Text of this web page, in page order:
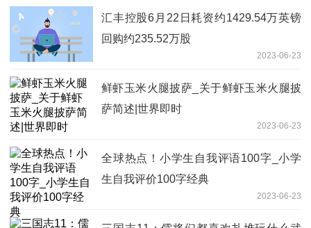
汇丰控股6月22日耗资约1429.54万英镑
回购约235.52万股
2023-06-23
鲜虾玉米火腿披萨_关于鲜虾玉米火腿披
萨简述|世界即时
2023-06-23
全球热点！小学生自我评语100字_小学
生自我评价100字经典
2023-06-23